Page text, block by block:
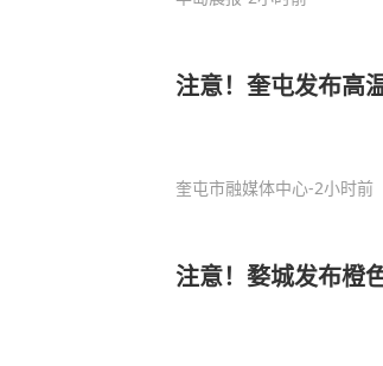
注意！奎屯发布高
奎屯市融媒体中心-2小时前
注意！婺城发布橙